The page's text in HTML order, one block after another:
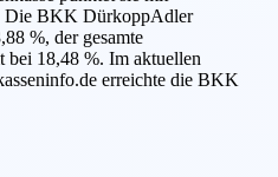
Die BKK DürkoppAdler
%, der gesamte
bei 18,48 %. Im aktuellen
erreichte die BKK